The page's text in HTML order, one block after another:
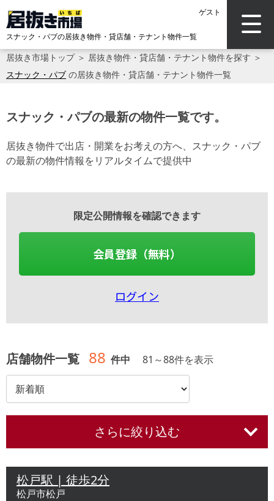
ゲスト
スナック・パブの居抜き物件・貸店舗・テナント物件一覧
居抜き市場トップ＞ 居抜き物件・貸店舗・テナント物件を探す ＞
スナック・パブ の居抜き物件・貸店舗・テナント物件一覧
スナック・パブの最新の物件一覧です。
居抜き物件で出店・開業をお考えの方へ、スナック・パブ
の最新の物件情報をリアルタイムで提供中
限定公開情報を確認できます
会員登録（無料）
ログイン
店舗物件一覧 88 件中 81 ～88件を表示
さらに絞り込む
松戸駅 | 徒歩2分
松戸市松戸